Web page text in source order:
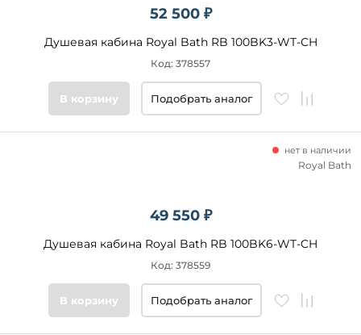
52 500 ₽
Душевая кабина Royal Bath RB 100BK3-WT-CH
Код: 378557
В корзину Подобрать аналог
49 550 ₽
Душевая кабина Royal Bath RB 100BK6-WT-CH
нет в наличии
Код: 378559
Royal Bath
В корзину Подобрать аналог